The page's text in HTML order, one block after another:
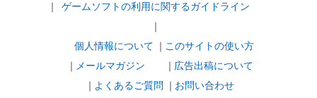
ゲームソフトの利用に関するガイドライン
｜
個人情報について
このサイトの使い方
メールマガジン
広告出稿について
よくあるご質問
お問い合わせ